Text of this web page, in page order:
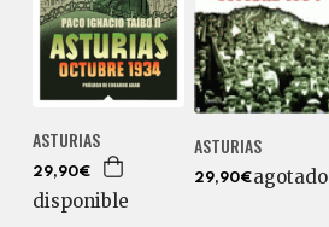
ASTURIAS
29,90€
disponible
ASTURIAS
29,90€agotado